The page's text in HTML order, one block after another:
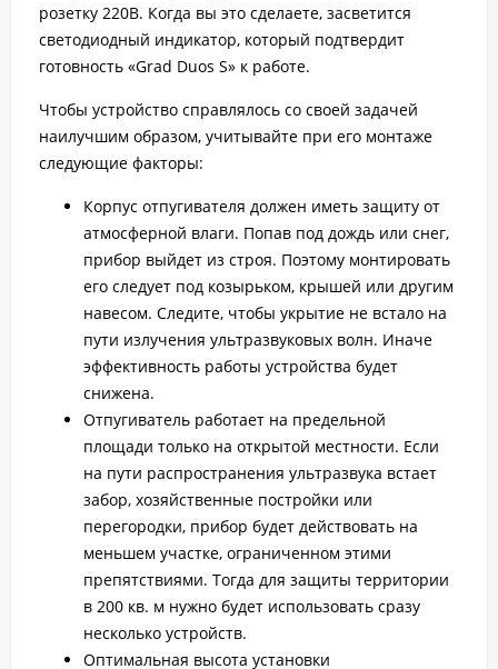
розетку 220В. Когда вы это сделаете, засветится
светодиодный индикатор, который подтвердит
готовность «Grad Duos S» к работе.
Чтобы устройство справлялось со своей задачей
наилучшим образом, учитывайте при его монтаже
следующие факторы:
Корпус отпугивателя должен иметь защиту от
атмосферной влаги. Попав под дождь или снег,
прибор выйдет из строя. Поэтому монтировать
его следует под козырьком, крышей или другим
навесом. Следите, чтобы укрытие не встало на
пути излучения ультразвуковых волн. Иначе
эффективность работы устройства будет
снижена.
Отпугиватель работает на предельной
площади только на открытой местности. Если
на пути распространения ультразвука встает
забор, хозяйственные постройки или
перегородки, прибор будет действовать на
меньшем участке, ограниченном этими
препятствиями. Тогда для защиты территории
в 200 кв. м нужно будет использовать сразу
несколько устройств.
Оптимальная высота установки